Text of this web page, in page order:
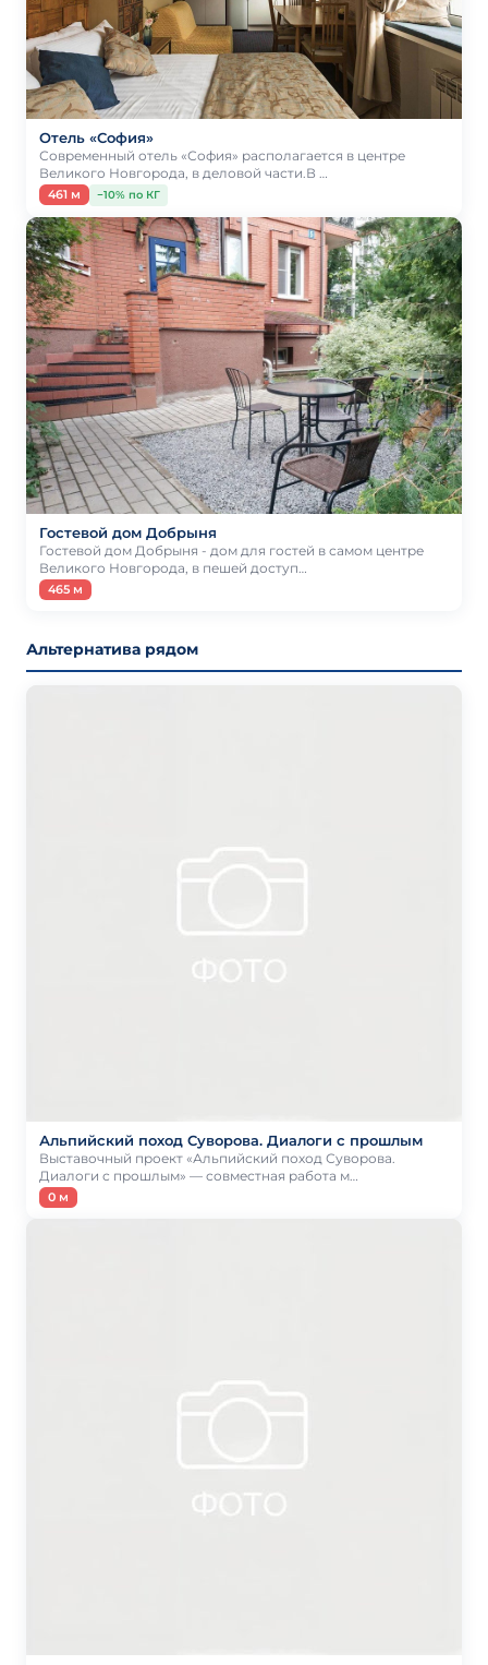
Отель «София»
Современный отель «София» располагается в центре
Великого Новгорода, в деловой части.В …
461 м −10% по КГ
Гостевой дом Добрыня
Гостевой дом Добрыня - дом для гостей в самом центре
Великого Новгорода, в пешей доступ…
465 м
Альтернатива рядом
Альпийский поход Суворова. Диалоги с прошлым
Выставочный проект «Альпийский поход Суворова.
Диалоги с прошлым» — совместная работа м…
0 м